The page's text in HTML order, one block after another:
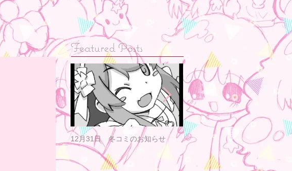
Featured Posts
12月31日 冬コミのお知らせ 12月のライブのお知らせ